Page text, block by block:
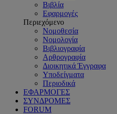
Βιβλία
Εφαρμογές
Περιεχόμενο
Νομοθεσία
Νομολογία
Βιβλιογραφία
Αρθρογραφία
Διοικητικά Έγγραφα
Υποδείγματα
Περιοδικά
ΕΦΑΡΜΟΓΕΣ
ΣΥΝΔΡΟΜΕΣ
FORUM